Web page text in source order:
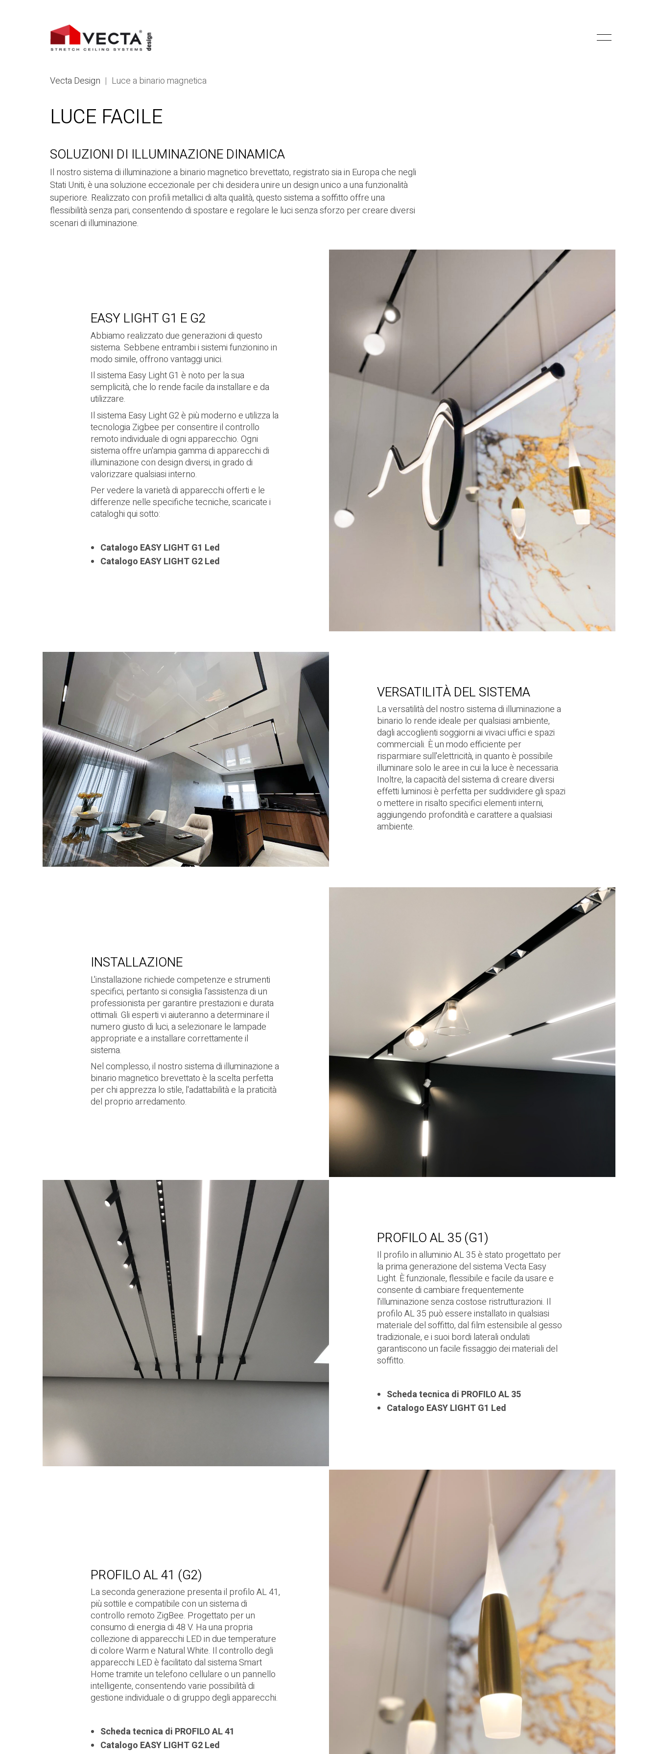
Vecta Design | Luce a binario magnetica
LUCE FACILE
SOLUZIONI DI ILLUMINAZIONE DINAMICA
Il nostro sistema di illuminazione a binario magnetico brevettato, registrato sia in Europa che negli
Stati Uniti, è una soluzione eccezionale per chi desidera unire un design unico a una funzionalità
superiore. Realizzato con profili metallici di alta qualità, questo sistema a soffitto offre una
flessibilità senza pari, consentendo di spostare e regolare le luci senza sforzo per creare diversi
scenari di illuminazione.
EASY LIGHT G1 E G2
Abbiamo realizzato due generazioni di questo
sistema. Sebbene entrambi i sistemi funzionino in
modo simile, offrono vantaggi unici.
Il sistema Easy Light G1 è noto per la sua
semplicità, che lo rende facile da installare e da
utilizzare.
Il sistema Easy Light G2 è più moderno e utilizza la
tecnologia Zigbee per consentire il controllo
remoto individuale di ogni apparecchio. Ogni
sistema offre un'ampia gamma di apparecchi di
illuminazione con design diversi, in grado di
valorizzare qualsiasi interno.
Per vedere la varietà di apparecchi offerti e le
differenze nelle specifiche tecniche, scaricate i
cataloghi qui sotto:
Catalogo EASY LIGHT G1 Led
Catalogo EASY LIGHT G2 Led
VERSATILITÀ DEL SISTEMA
La versatilità del nostro sistema di illuminazione a
binario lo rende ideale per qualsiasi ambiente,
dagli accoglienti soggiorni ai vivaci uffici e spazi
commerciali. È un modo efficiente per
risparmiare sull'elettricità, in quanto è possibile
illuminare solo le aree in cui la luce è necessaria.
Inoltre, la capacità del sistema di creare diversi
effetti luminosi è perfetta per suddividere gli spazi
o mettere in risalto specifici elementi interni,
aggiungendo profondità e carattere a qualsiasi
ambiente.
INSTALLAZIONE
L'installazione richiede competenze e strumenti
specifici, pertanto si consiglia l'assistenza di un
professionista per garantire prestazioni e durata
ottimali. Gli esperti vi aiuteranno a determinare il
numero giusto di luci, a selezionare le lampade
appropriate e a installare correttamente il
sistema.
Nel complesso, il nostro sistema di illuminazione a
binario magnetico brevettato è la scelta perfetta
per chi apprezza lo stile, l'adattabilità e la praticità
del proprio arredamento.
PROFILO AL 35 (G1)
Il profilo in alluminio AL 35 è stato progettato per
la prima generazione del sistema Vecta Easy
Light. È funzionale, flessibile e facile da usare e
consente di cambiare frequentemente
l'illuminazione senza costose ristrutturazioni. Il
profilo AL 35 può essere installato in qualsiasi
materiale del soffitto, dal film estensibile al gesso
tradizionale, e i suoi bordi laterali ondulati
garantiscono un facile fissaggio dei materiali del
soffitto.
Scheda tecnica di PROFILO AL 35
Catalogo EASY LIGHT G1 Led
PROFILO AL 41 (G2)
La seconda generazione presenta il profilo AL 41,
più sottile e compatibile con un sistema di
controllo remoto ZigBee. Progettato per un
consumo di energia di 48 V. Ha una propria
collezione di apparecchi LED in due temperature
di colore Warm e Natural White. Il controllo degli
apparecchi LED è facilitato dal sistema Smart
Home tramite un telefono cellulare o un pannello
intelligente, consentendo varie possibilità di
gestione individuale o di gruppo degli apparecchi.
Scheda tecnica di PROFILO AL 41
Catalogo EASY LIGHT G2 Led